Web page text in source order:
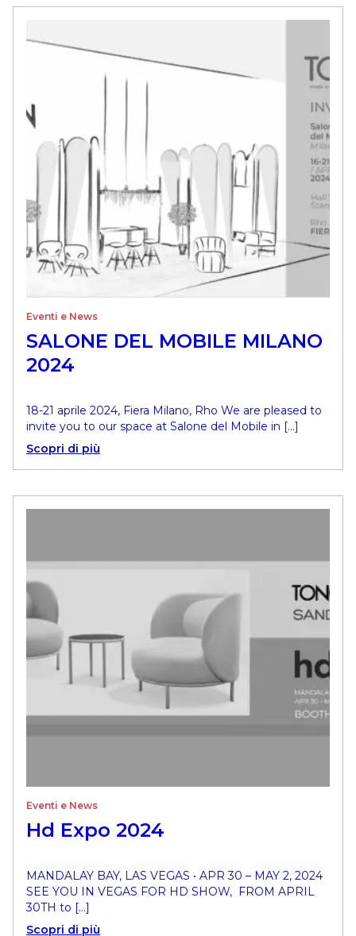
Eventi e News
SALONE DEL MOBILE MILANO
2024
18-21 aprile 2024, Fiera Milano, Rho We are pleased to
invite you to our space at Salone del Mobile in […]
Scopri di più
Eventi e News
Hd Expo 2024
MANDALAY BAY, LAS VEGAS • APR 30 – MAY 2, 2024
SEE YOU IN VEGAS FOR HD SHOW, FROM APRIL
30TH to […]
Scopri di più